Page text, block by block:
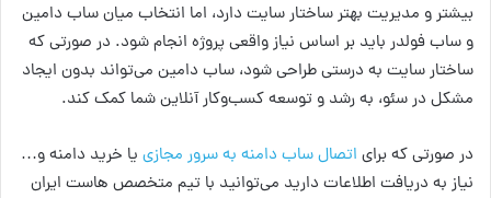
بیشتر و مدیریت بهتر ساختار سایت دارد، اما انتخاب میان ساب دامین
و ساب فولدر باید بر اساس نیاز واقعی پروژه انجام شود. در صورتی که
ساختار سایت به درستی طراحی شود، ساب دامین می‌تواند بدون ایجاد
مشکل در سئو، به رشد و توسعه کسب‌وکار آنلاین شما کمک کند.
در صورتی که برای اتصال ساب دامنه به سرور مجازی یا خرید دامنه و…
نیاز به دریافت اطلاعات دارید می‌توانید با تیم متخصص هاست ایران